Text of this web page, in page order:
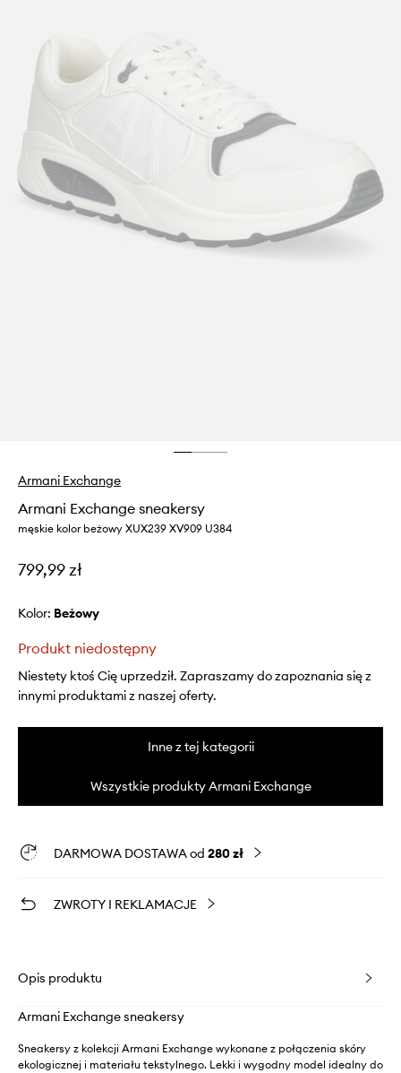
Armani Exchange
Armani Exchange sneakersy
męskie kolor beżowy XUX239 XV909 U384
799,99 zł
Kolor: beżowy
Produkt niedostępny
Niestety ktoś Cię uprzedził. Zapraszamy do zapoznania się z
innymi produktami z naszej oferty.
Inne z tej kategorii
Wszystkie produkty Armani Exchange
DARMOWA DOSTAWA od 280 zł
ZWROTY I REKLAMACJE
Opis produktu
Armani Exchange sneakersy
Sneakersy z kolekcji Armani Exchange wykonane z połączenia skóry
ekologicznej i materiału tekstylnego. Lekki i wygodny model idealny do